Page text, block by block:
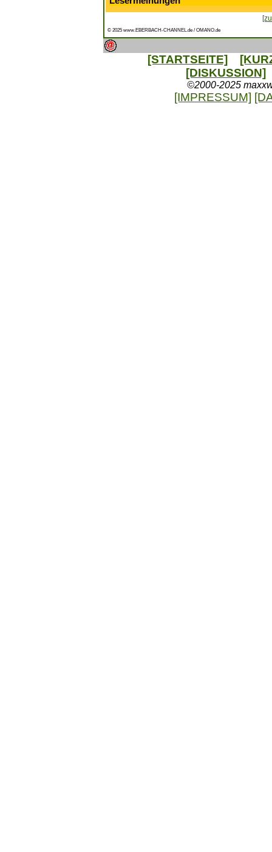
© 2025 www.EBERBACH-CHANNEL.de / OMANO.de
[STARTSEITE]
[DISKUSSION]
©2000-2025
[IMPRESSUM]